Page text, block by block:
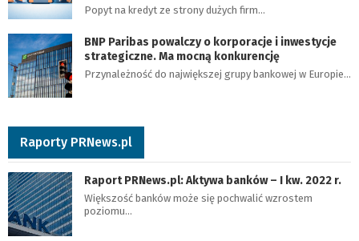
Popyt na kredyt ze strony dużych firm…
BNP Paribas powalczy o korporacje i inwestycje
strategiczne. Ma mocną konkurencję
Przynależność do największej grupy bankowej w Europie…
Raporty PRNews.pl
Raport PRNews.pl: Aktywa banków – I kw. 2022 r.
Większość banków może się pochwalić wzrostem
poziomu…